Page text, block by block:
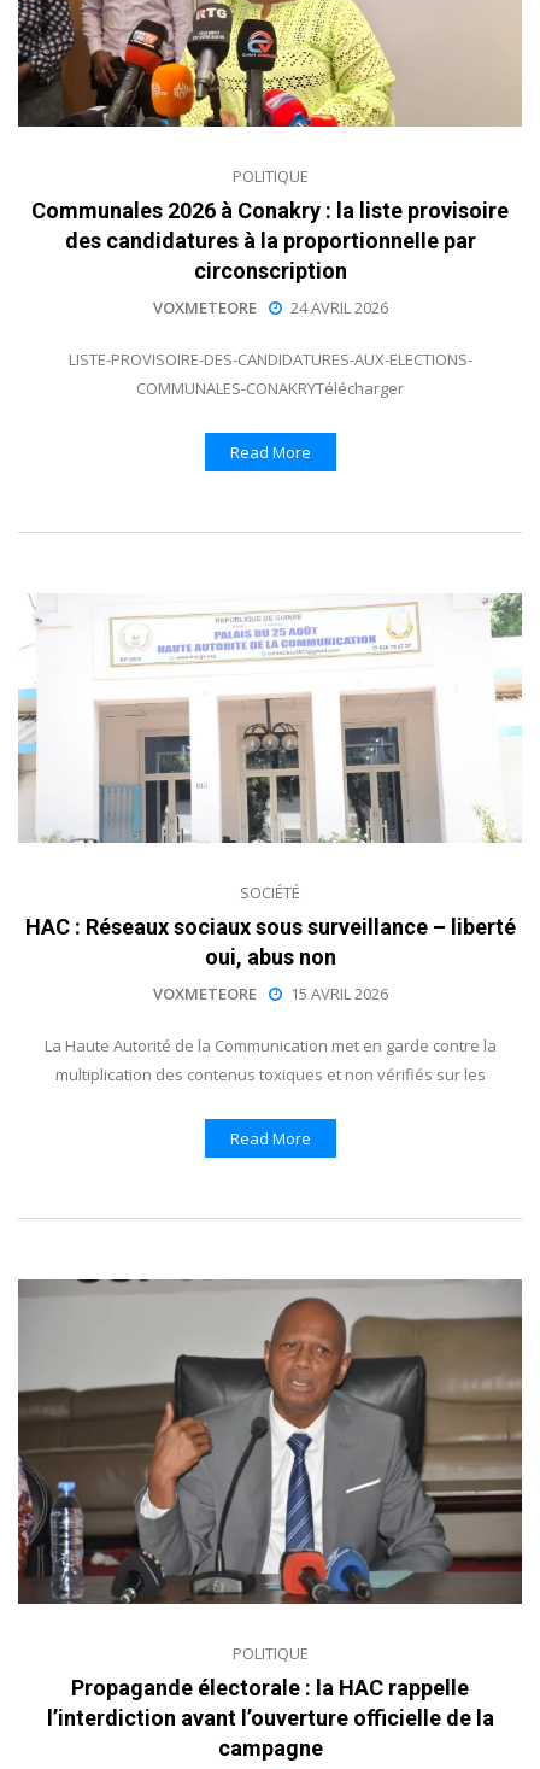
POLITIQUE
Communales 2026 à Conakry : la liste provisoire
des candidatures à la proportionnelle par
circonscription
VOXMETEORE 24 AVRIL 2026
LISTE-PROVISOIRE-DES-CANDIDATURES-AUX-ELECTIONS-
COMMUNALES-CONAKRYTélécharger
Read More
SOCIÉTÉ
HAC : Réseaux sociaux sous surveillance – liberté
oui, abus non
VOXMETEORE 15 AVRIL 2026
La Haute Autorité de la Communication met en garde contre la
multiplication des contenus toxiques et non vérifiés sur les
Read More
POLITIQUE
Propagande électorale : la HAC rappelle
l’interdiction avant l’ouverture officielle de la
campagne